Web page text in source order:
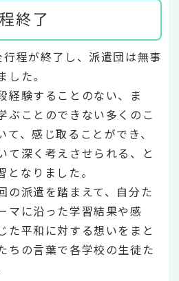
終了
程が終了し、派遣団は無事
た。
経験することのない、ま
ぶことのできない多くのこ
て、感じ取ることができ、
て深く考えさせられる、と
なりました。
の派遣を踏まえて、自分た
マに沿った学習結果や感
た平和に対する想いをまと
ちの言葉で各学校の生徒た